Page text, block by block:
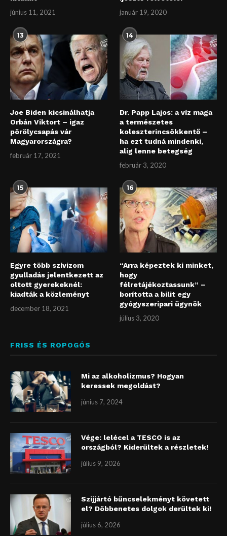
június 11, 2021
január 19, 2020
13
Joe Biden kicsinálhatja
Orbán Viktort – igaz
pörölycsapás vár
Magyarországra?
február 17, 2021
14
Dr. Papp Lajos: a víz maga
a természetes
koleszterincsökkentő –
ha ezt tudná mindenki,
alig lenne betegség
február 3, 2020
15
Egyre több szívizom
gyulladás jelentkezett az
oltott gyerekeknél:
kiadták a közleményt
december 18, 2021
16
“Arra képeztek ki minket,
hogy
félretájékoztassunk” –
borította a bilit egy
gyógyszeripari ügynök
július 3, 2020
FRISS ÉS ROPOGÓS
Mi az alkoholizmus? Hogyan
keressek megoldást?
június 7, 2024
Vége: lelécel a TESCO is az
országból? Kiderültek a részletek!
július 9, 2026
Szijjártó bűncselekményt követett
el? Döbbenetes dolgok derültek ki!
július 6, 2026